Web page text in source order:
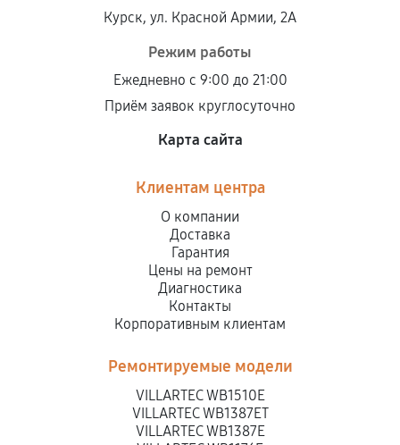
Курск, ул. Красной Армии, 2А
Режим работы
Ежедневно с 9:00 до 21:00
Приём заявок круглосуточно
Карта сайта
Клиентам центра
О компании
Доставка
Гарантия
Цены на ремонт
Диагностика
Контакты
Корпоративным клиентам
Ремонтируемые модели
VILLARTEC WB1510E
VILLARTEC WB1387ET
VILLARTEC WB1387E